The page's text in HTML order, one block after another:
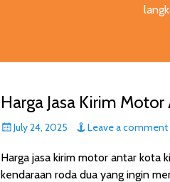
Harga Jasa Kirim
Posted
July 24, 2025 Leave a comment
Harga jasa kirim motor antar kota
kendaraan roda dua yang ingin